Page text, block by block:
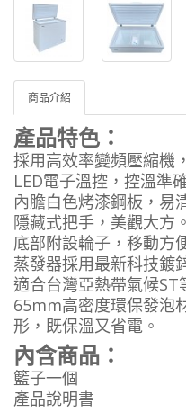
商品介紹
產品特色：
採用高效率變頻壓縮機
LED電子溫控，控溫準
內膽白色烤漆鋼板，易
隱藏式把手，美觀大方。
底部附設輪子，移動方
蒸發器採用最新科技鍍
適合台灣亞熱帶氣候ST
65mm高密度環保發泡
形，既保溫又省電。
內含商品：
籃子一個
產品說明書